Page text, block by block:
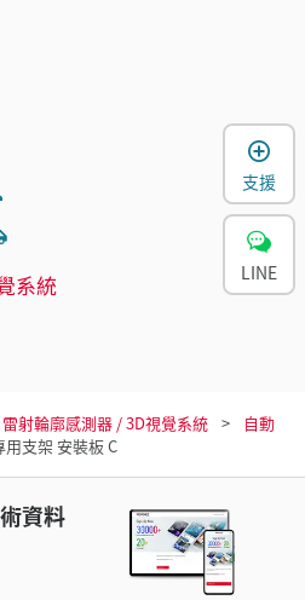
系統
雷射輪廓感測器 / 3D視覺系統
自動
用支架 安裝板 C
資料
支援
LINE